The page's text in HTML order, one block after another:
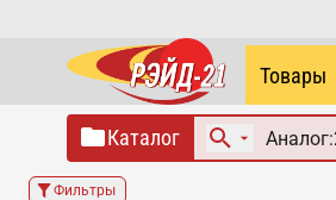
Товары
Каталог
Фильтры